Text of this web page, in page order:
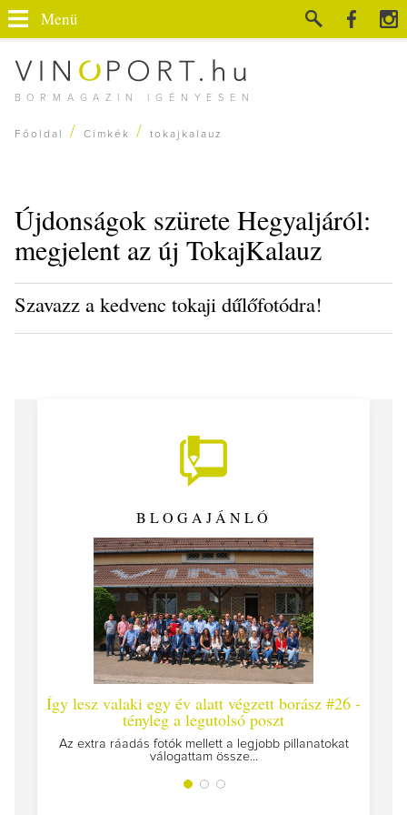
BORMAGAZIN IGÉNYESEN
Menü
Főoldal / Címkék / tokajkalauz
Újdonságok szürete Hegyaljáról:
megjelent az új TokajKalauz
Szavazz a kedvenc tokaji dűlőfotódra!
BLOGAJÁNLÓ
Így lesz valaki egy év alatt végzett borász #26 -
tényleg a legutolsó poszt
Az extra ráadás fotók mellett a legjobb pillanatokat
válogattam össze...